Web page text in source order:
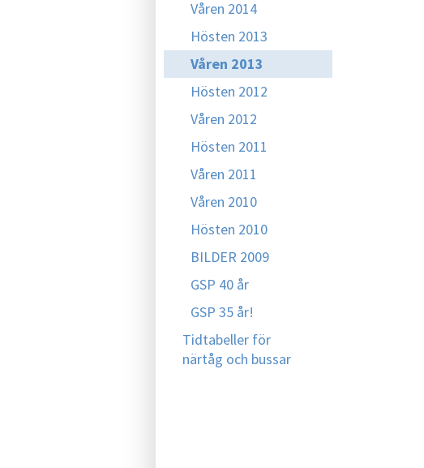
Våren 2014
Hösten 2013
Våren 2013
Hösten 2012
Våren 2012
Hösten 2011
Våren 2011
Våren 2010
Hösten 2010
BILDER 2009
GSP 40 år
GSP 35 år!
Tidtabeller för
närtåg och bussar